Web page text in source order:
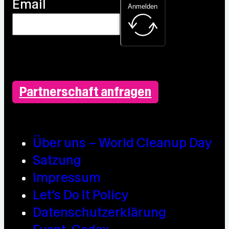
Partnerschaft anfragen
Über uns – World Cleanup Day
Satzung
Impressum
Let’s Do It Policy
Datenschutzerklärung
Email Anmelden